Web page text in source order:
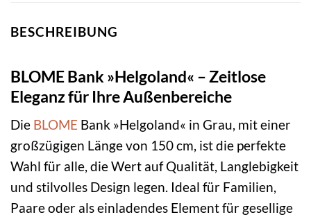
BESCHREIBUNG
BLOME Bank »Helgoland« – Zeitlose
Eleganz für Ihre Außenbereiche
Die BLOME Bank »Helgoland« in Grau, mit einer
großzügigen Länge von 150 cm, ist die perfekte
Wahl für alle, die Wert auf Qualität, Langlebigkeit
und stilvolles Design legen. Ideal für Familien,
Paare oder als einladendes Element für gesellige